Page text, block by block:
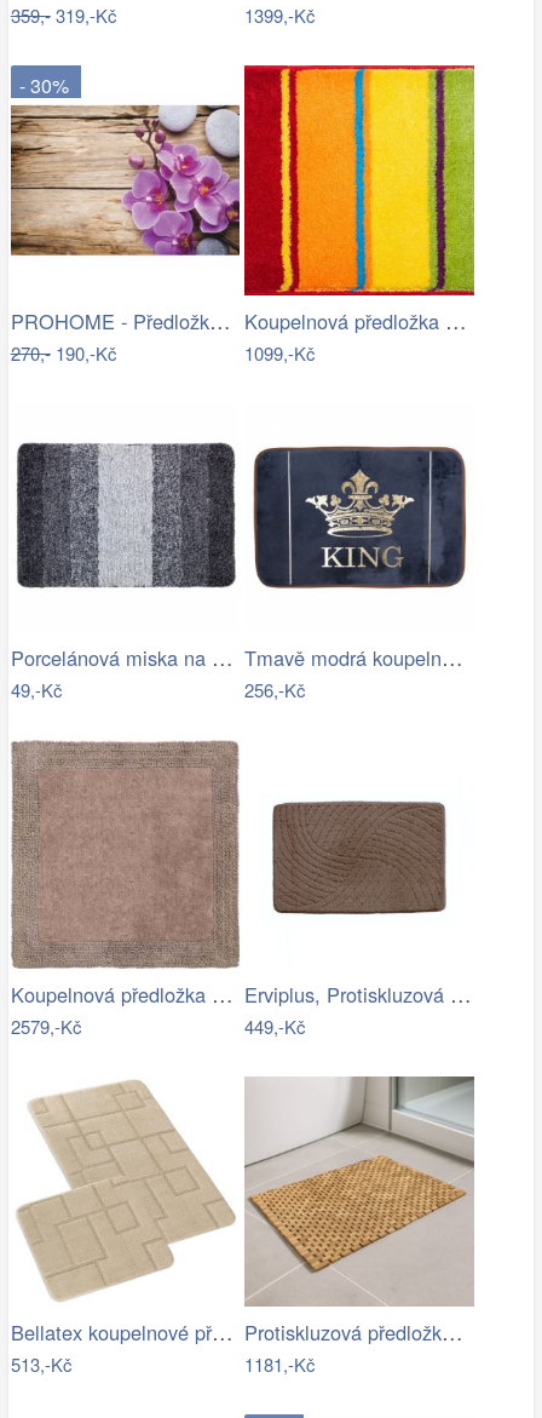
359,-319,-Kč 1399,-Kč
- 30%
PROHOME - Předložka koupelnová 45x70cm…
270,-190,-Kč
Koupelnová předložka SUMMERTIME
1099,-Kč
Porcelánová miska na creme brulee TORO…
49,-Kč
Tmavě modrá koupelnová předložka King -…
256,-Kč
Koupelnová předložka LUXOR
2579,-Kč
Erviplus, Protiskluzová koupelnová…
449,-Kč
Bellatex koupelnové předložky SADA BANY…
513,-Kč
Protiskluzová předložka do koupelny,…
1181,-Kč